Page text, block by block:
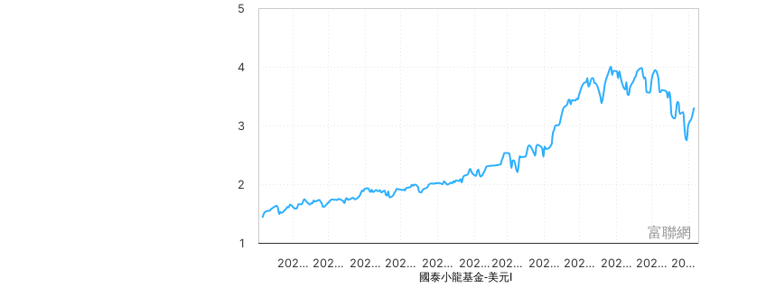
202… 202… 202… 202… 202… 202… 202… 202… 202… 202… 202… 20…
1
2
3
4
5
富聯網
國泰小龍基金-美元I